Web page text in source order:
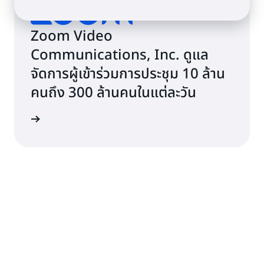
Zoom Video
Communications, Inc. ดูแล
จัดการผู้เข้าร่วมการประชุม 10 ล้าน
คนถึง 300 ล้านคนในแต่ละวัน